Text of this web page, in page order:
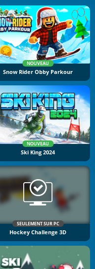
NOUVEAU
Snow Rider Obby Parkour
NOUVEAU
Ski King 2024
SEULEMENT SUR PC
Hockey Challenge 3D